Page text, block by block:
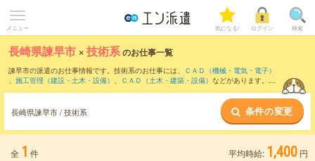
メニュー 気になる! ログイン 検索
長崎県諫早市 ×技術系のお仕事一覧
諫早市の派遣のお仕事情報です。技術系のお仕事には、
ＣＡＤ（機械・電気・電子）
、 施工管理（建設・土木・設備） 、 ＣＡＤ（土木・建築・設備） などがあります。さ
長崎県諫早市 / 技術系 条件の変更
全 1 件 平均時給: 1,400 円